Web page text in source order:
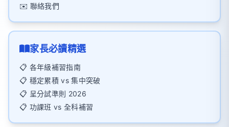
✉️ 聯絡我們
家長必讀精選
📋 各年級補習指南
📋 穩定累積 vs 集中突破
📋 呈分試準則 2026
📋 功課班 vs 全科補習